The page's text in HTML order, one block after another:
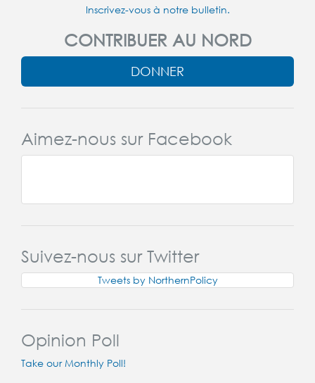
Inscrivez-vous à notre bulletin.
CONTRIBUER AU NORD
DONNER
Aimez-nous sur Facebook
Suivez-nous sur Twitter
Tweets by NorthernPolicy
Opinion Poll
Take our Monthly Poll!